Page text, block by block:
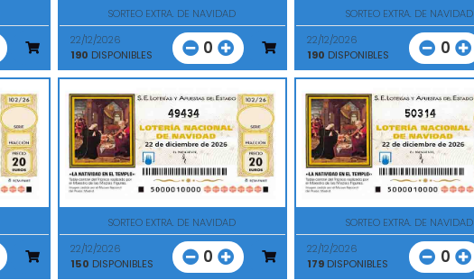
SORTEO EXTRA. DE NAVIDAD
22/12/2026
190 DISPONIBLES 0
SORTEO EXTRA. DE NAVIDAD
22/12/2026
190 DISPONIBLES 0
49434
SORTEO EXTRA. DE NAVIDAD
22/12/2026
150 DISPONIBLES 0
50314
SORTEO EXTRA. DE NAVIDAD
22/12/2026
179 DISPONIBLES 0